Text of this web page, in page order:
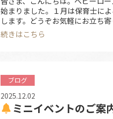
始まりました。１月は保育士に
します。どうぞお気軽にお立ち
ント日時 2026年1月24日（土）
実施内容 保育士による出
続きはこちら
ブログ
2025.12.02
ミニイベントのご案